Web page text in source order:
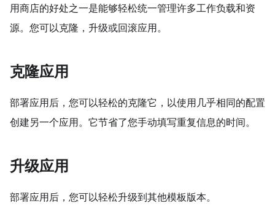
用商店的好处之一是能够轻松统一管理许多工作负载和资
源。您可以克隆，升级或回滚应用。
克隆应用
部署应用后，您可以轻松的克隆它，以使用几乎相同的配置
创建另一个应用。它节省了您手动填写重复信息的时间。
升级应用
部署应用后，您可以轻松升级到其他模板版本。